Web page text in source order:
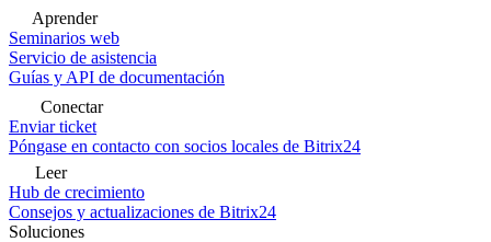
Aprender
Seminarios web
Servicio de asistencia
Guías y API de documentación
Conectar
Enviar ticket
Póngase en contacto con socios locales de Bitrix24
Leer
Hub de crecimiento
Consejos y actualizaciones de Bitrix24
Soluciones